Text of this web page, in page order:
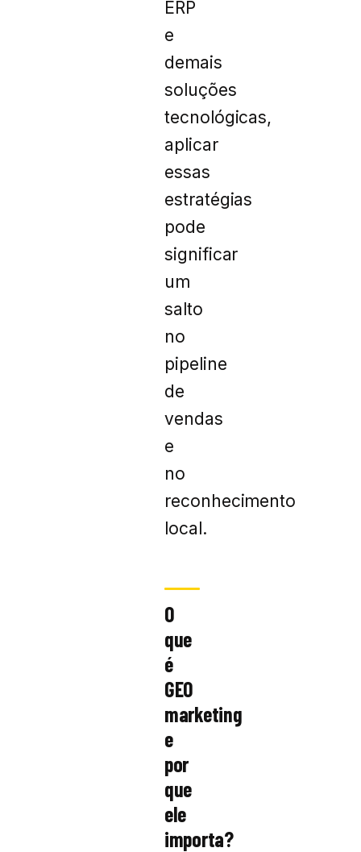
ERP
e
demais
soluções
tecnológicas,
aplicar
essas
estratégias
pode
significar
um
salto
no
pipeline
de
vendas
e
no
reconhecimento
local.
O
que
é
GEO
marketing
e
por
que
ele
importa?